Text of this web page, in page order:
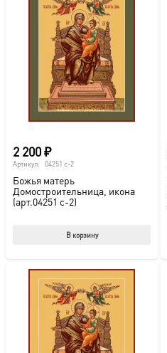
2 200₽
Артикул: 04251 с-2
Божья матерь
Домостроительница, икона
(арт.04251 с-2)
В корзину